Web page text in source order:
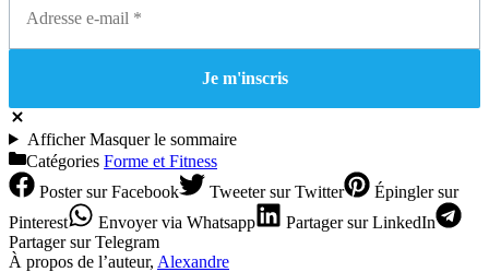
AfficherMasquerle sommaire
Catégories Forme et Fitness
Postersur Facebook Tweetersur Twitter Épinglersur
Pinterest
Envoyervia Whatsapp Partagersur LinkedIn
Partagersur Telegram
À propos de l’auteur, Alexandre